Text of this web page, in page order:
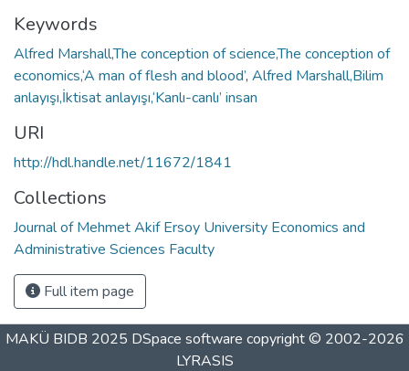
Keywords
Alfred Marshall,The conception of science,The conception of
economics,‘A man of flesh and blood’, Alfred Marshall,Bilim
anlayışı,İktisat anlayışı,‘Kanlı-canlı’ insan
URI
http://hdl.handle.net/11672/1841
Collections
Journal of Mehmet Akif Ersoy University Economics and
Administrative Sciences Faculty
Full item page
MAKÜ BIDB 2025 DSpace software copyright © 2002-2026
LYRASIS